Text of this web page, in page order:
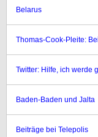
Belarus
Thomas-Cook-Pleite:
Twitter: Hilfe, ich werde
Baden-Baden und Jalta
Beiträge bei Telepolis